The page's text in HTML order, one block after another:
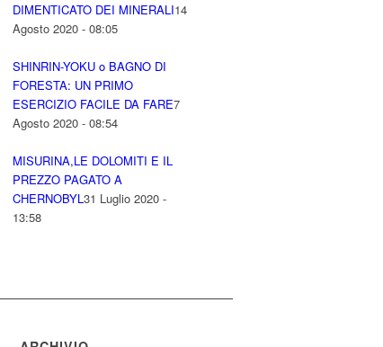
DIMENTICATO DEI MINERALI14
Agosto 2020 - 08:05
SHINRIN-YOKU o BAGNO DI
FORESTA: UN PRIMO
ESERCIZIO FACILE DA FARE7
Agosto 2020 - 08:54
MISURINA,LE DOLOMITI E IL
PREZZO PAGATO A
CHERNOBYL31 Luglio 2020 -
13:58